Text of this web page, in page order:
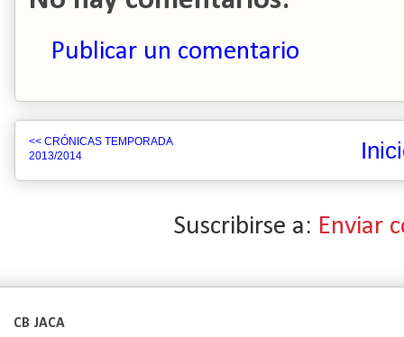
Publicar un comentario
<< CRÓNICAS TEMPORADA
2013/2014
Suscribirse a: Enviar
CB JACA